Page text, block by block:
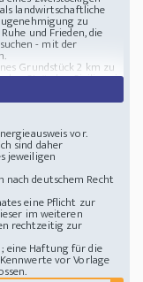
landwirtschaftliche
zu
und Frieden, die
- mit der
Grundstück 2 km zu
den Stränden Siziliens in
kristallklaren Stränden
vor.
sind daher
jeweiligen
deutschem Recht
eine Pflicht zur
im weiteren
rechtzeitig zur
eine Haftung für die
vor Vorlage